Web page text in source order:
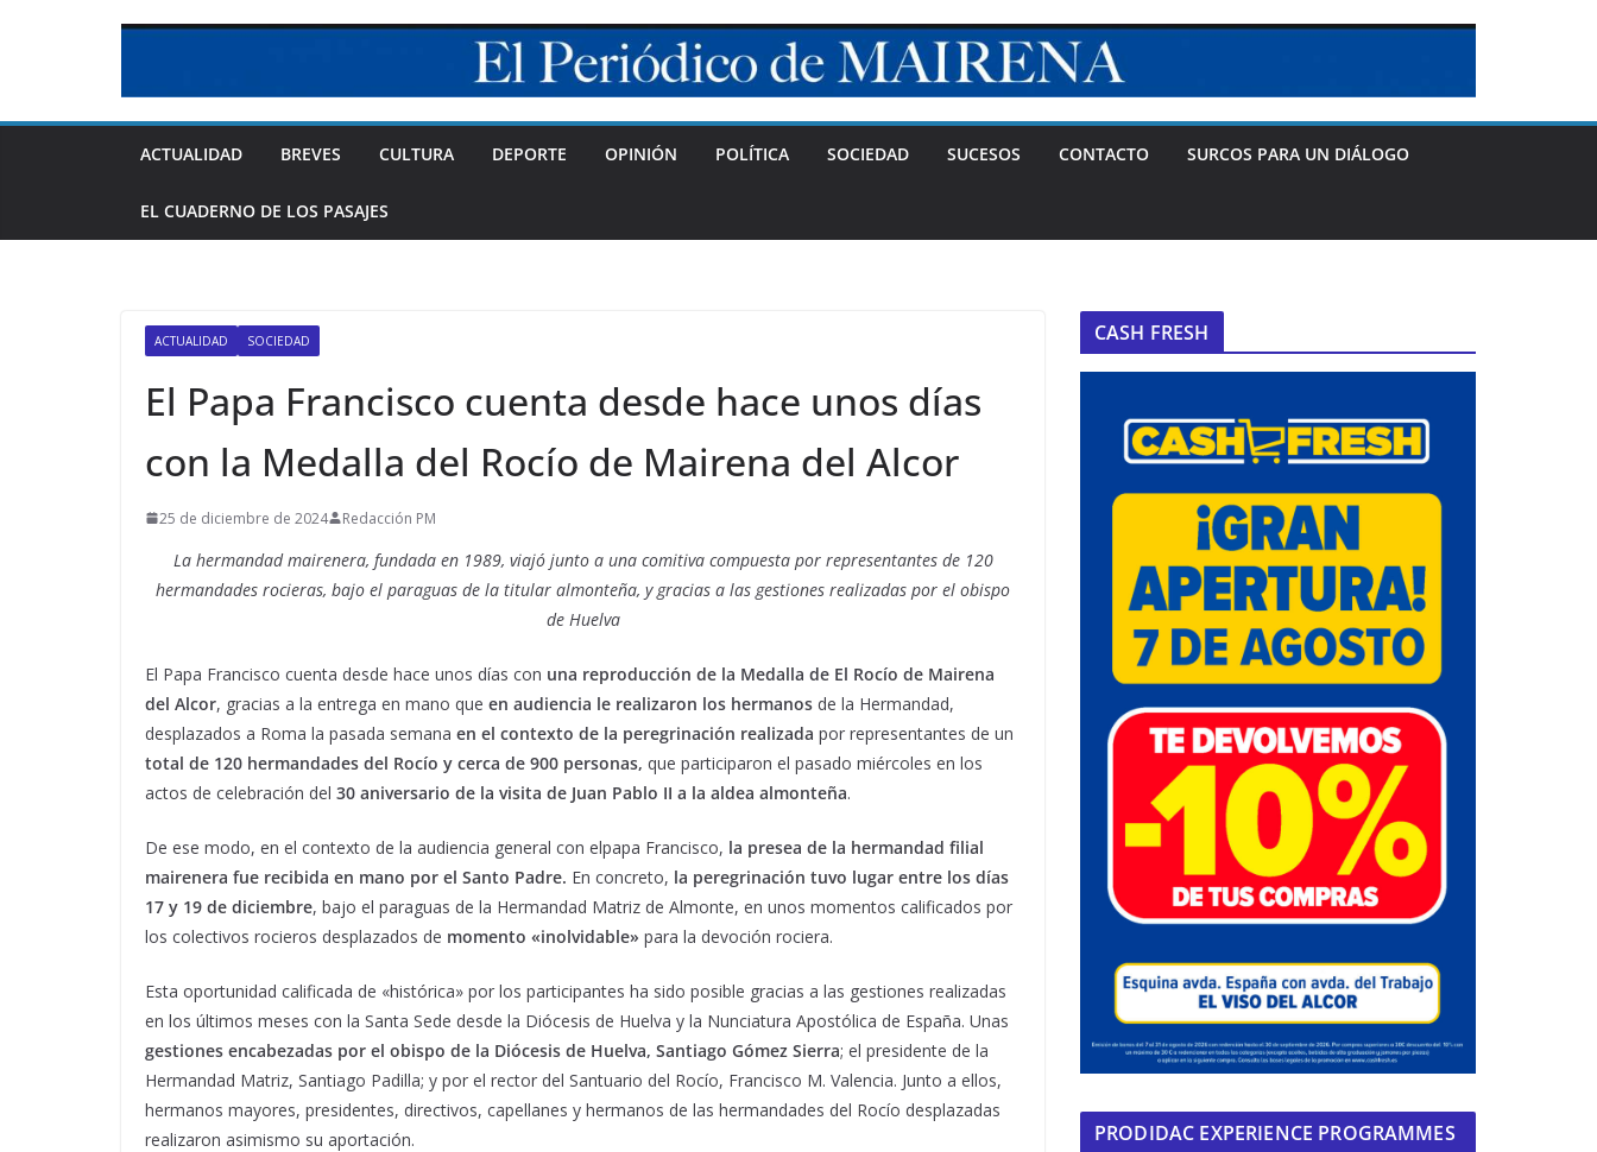
ACTUALIDAD BREVES CULTURA DEPORTE OPINIÓN POLÍTICA SOCIEDAD SUCESOS CONTACTO SURCOS PARA UN DIÁLOGO
EL CUADERNO DE LOS PASAJES
ACTUALIDAD SOCIEDAD
El Papa Francisco cuenta desde hace unos días
con la Medalla del Rocío de Mairena del Alcor
25 de diciembre de 2024 Redacción PM
La hermandad mairenera, fundada en 1989, viajó junto a una comitiva compuesta por representantes de 120
hermandades rocieras, bajo el paraguas de la titular almonteña, y gracias a las gestiones realizadas por el obispo
de Huelva
El Papa Francisco cuenta desde hace unos días con una reproducción de la Medalla de El Rocío de Mairena
del Alcor, gracias a la entrega en mano que en audiencia le realizaron los hermanos de la Hermandad,
desplazados a Roma la pasada semana en el contexto de la peregrinación realizada por representantes de un
total de 120 hermandades del Rocío y cerca de 900 personas, que participaron el pasado miércoles en los
actos de celebración del 30 aniversario de la visita de Juan Pablo II a la aldea almonteña.
De ese modo, en el contexto de la audiencia general con elpapa Francisco, la presea de la hermandad filial
mairenera fue recibida en mano por el Santo Padre. En concreto, la peregrinación tuvo lugar entre los días
17 y 19 de diciembre, bajo el paraguas de la Hermandad Matriz de Almonte, en unos momentos calificados por
los colectivos rocieros desplazados de momento «inolvidable» para la devoción rociera.
Esta oportunidad calificada de «histórica» por los participantes ha sido posible gracias a las gestiones realizadas
en los últimos meses con la Santa Sede desde la Diócesis de Huelva y la Nunciatura Apostólica de España. Unas
gestiones encabezadas por el obispo de la Diócesis de Huelva, Santiago Gómez Sierra; el presidente de la
Hermandad Matriz, Santiago Padilla; y por el rector del Santuario del Rocío, Francisco M. Valencia. Junto a ellos,
hermanos mayores, presidentes, directivos, capellanes y hermanos de las hermandades del Rocío desplazadas
realizaron asimismo su aportación.
CASH FRESH
PRODIDAC EXPERIENCE PROGRAMMES